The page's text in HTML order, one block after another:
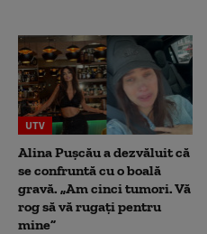
UTV
Alina Pușcău a dezvăluit că
se confruntă cu o boală
gravă. „Am cinci tumori. Vă
rog să vă rugați pentru
mine”